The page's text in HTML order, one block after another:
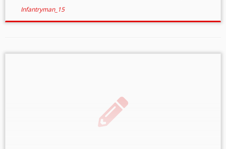
Infantryman_15